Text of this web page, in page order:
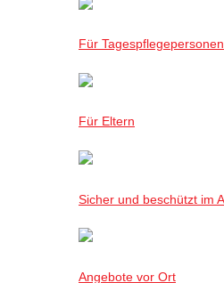
Für Tagespflegepersonen
Für Eltern
Sicher und beschützt im
Angebote vor Ort